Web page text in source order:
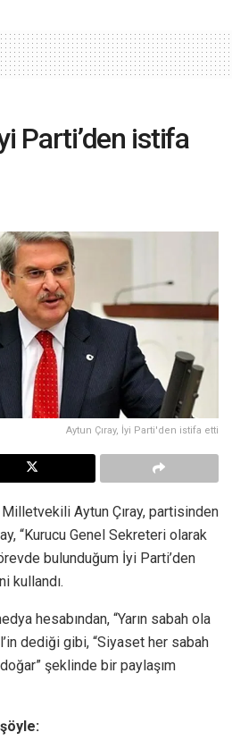
Parti’den istifa
Aytun Çıray, İyi Parti'den istifa etti
Aytun Çıray, partisinden
“Kurucu Genel Sekreteri olarak
bulunduğum İyi Parti’den
kullandı.
hesabından, “Yarın sabah ola
dediği gibi, “Siyaset her sabah
şeklinde bir paylaşım